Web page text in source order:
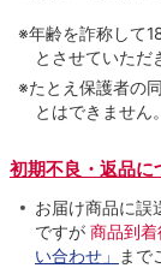
※年齢を詐称して
とさせていただ
※たとえ保護者の
とはできません。
初期不良・返品に
お届け商品に誤
ですが 商品到
い合わせ」 まで